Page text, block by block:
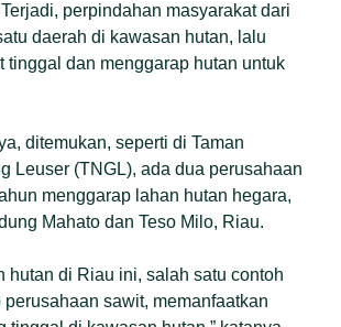
perpindahan masyarakat dari
daerah di kawasan hutan, lalu
tinggal dan menggarap hutan untuk
ditemukan, seperti di Taman
Leuser (TNGL), ada dua perusahaan
menggarap lahan hutan hegara,
Mahato dan Teso Milo, Riau.
hutan di Riau ini, salah satu contoh
perusahaan sawit, memanfaatkan